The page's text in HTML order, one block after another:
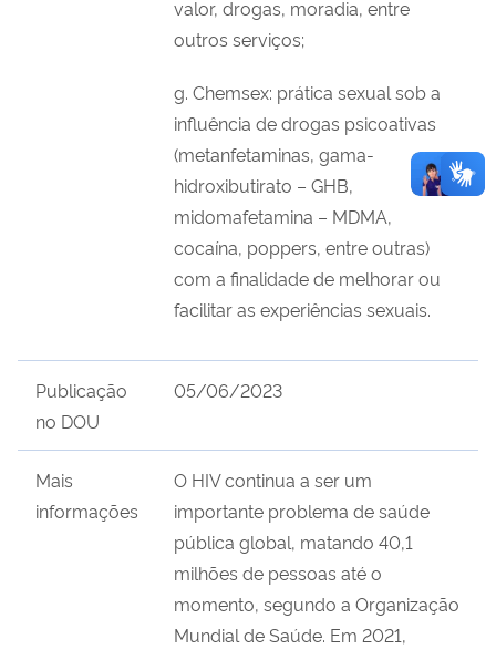
valor, drogas, moradia, entre
outros serviços;
g. Chemsex: prática sexual sob a
influência de drogas psicoativas
(metanfetaminas, gama-
hidroxibutirato – GHB,
midomafetamina – MDMA,
cocaína, poppers, entre outras)
com a finalidade de melhorar ou
facilitar as experiências sexuais.
Publicação
no DOU
05/06/2023
Mais
informações
O HIV continua a ser um
importante problema de saúde
pública global, matando 40,1
milhões de pessoas até o
momento, segundo a Organização
Mundial de Saúde. Em 2021,